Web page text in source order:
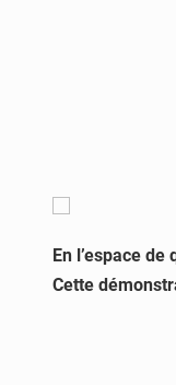
En l’espace
Cette